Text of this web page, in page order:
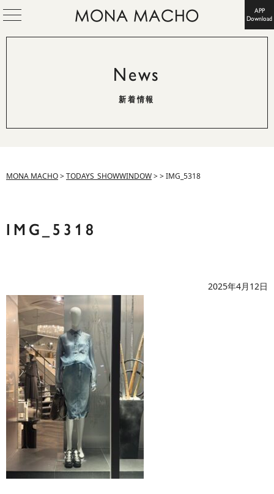
APP
Download
News
新着情報
MONA MACHO>TODAYS_SHOWWINDOW>>IMG_5318
IMG_5318
2025年4月12日